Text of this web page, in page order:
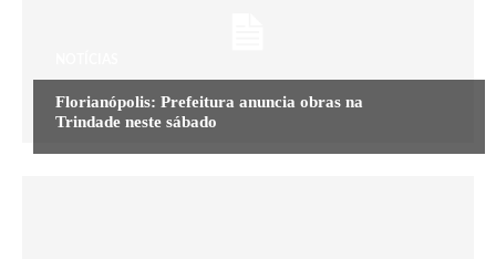
Florianópolis: Prefeitura anuncia obras na
Trindade neste sábado